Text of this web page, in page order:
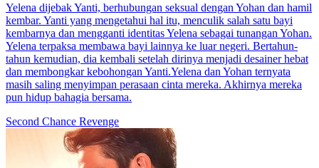
Yelena dijebak Yanti, berhubungan seksual dengan Yohan dan hamil
kembar. Yanti yang mengetahui hal itu, menculik salah satu bayi
kembarnya dan mengganti identitas Yelena sebagai tunangan Yohan.
Yelena terpaksa membawa bayi lainnya ke luar negeri. Bertahun-
tahun kemudian, dia kembali setelah dirinya menjadi desainer hebat
dan membongkar kebohongan Yanti.Yelena dan Yohan ternyata
masih saling menyimpan perasaan cinta mereka. Akhirnya mereka
pun hidup bahagia bersama.
Second Chance Revenge